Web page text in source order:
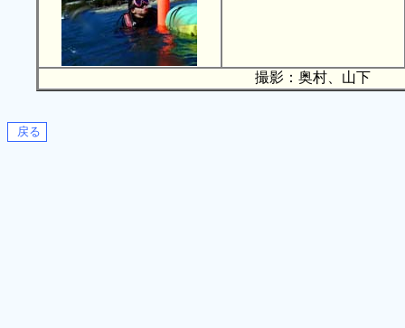
撮影：奥村、山下